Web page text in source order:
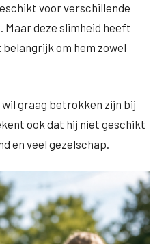
voor verschillende
Maar deze slimheid heeft
om hem zowel
wil graag betrokken zijn bij
ook dat hij niet geschikt
en veel gezelschap.